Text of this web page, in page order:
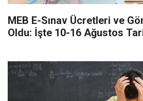
MEB E-Sınav Ücretleri ve
Oldu: İşte 10-16 Ağustos